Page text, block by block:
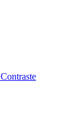
Contraste